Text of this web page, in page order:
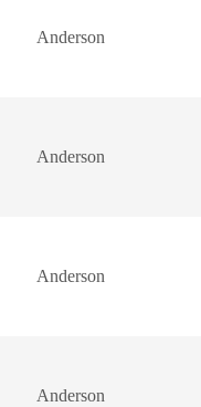
Anderson
Anderson
Anderson
Anderson